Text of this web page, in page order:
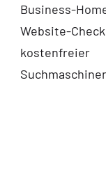
Business-
Website-